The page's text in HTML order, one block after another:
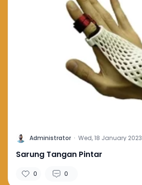
A Administrator · Wed, 18 January 2023
Sarung Tangan Pintar
0 0